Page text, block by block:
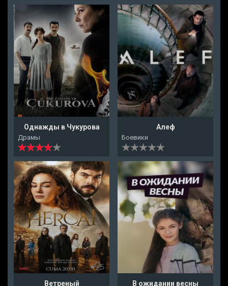
Однажды в Чукурова
Драмы
Алеф
Боевики
Ветреный В ожидании весны